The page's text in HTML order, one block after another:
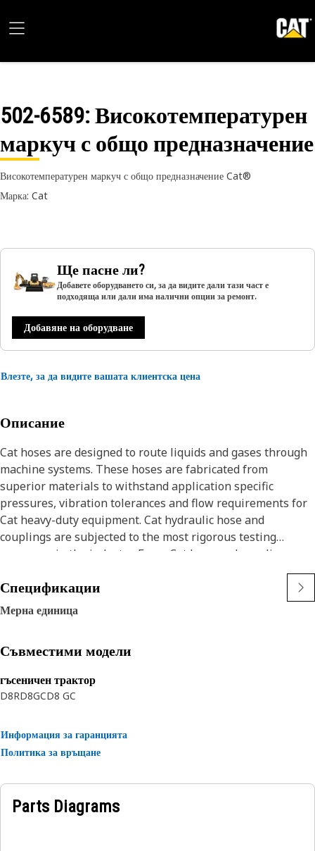
502-6589: Високотемпературен
маркуч с общо предназначение
Високотемпературен маркуч с общо предназначение Cat®
Марка: Cat
Ще пасне ли?
Добавете оборудването си, за да видите дали тази част е
подходяща или дали има налични опции за ремонт.
Добавяне на оборудване
Влезте, за да видите вашата клиентска цена
Описание
Cat hoses are designed to route liquids and gases through
machine systems. These hoses are fabricated from
superior materials to withstand application specific
pressures, vibration tolerances and flow requirements for
Cat heavy-duty equipment. Cat hydraulic hose and
couplings are subjected to the most rigorous testing
processes in the industry. Every Cat hose and coupling
combination is tested as a system to ensure a perfect fit
that yields maximum safety and dependability.
The construction of the hose is made from synthetic rubber
tube; two braids of special high tensile steel wire
outer cover is textile braided.
Спецификации
Мерна единица
Съвместими модели
гъсеничен трактор
D8RD8GCD8 GC
Информация за гаранцията
Политика за връщане
Parts Diagrams